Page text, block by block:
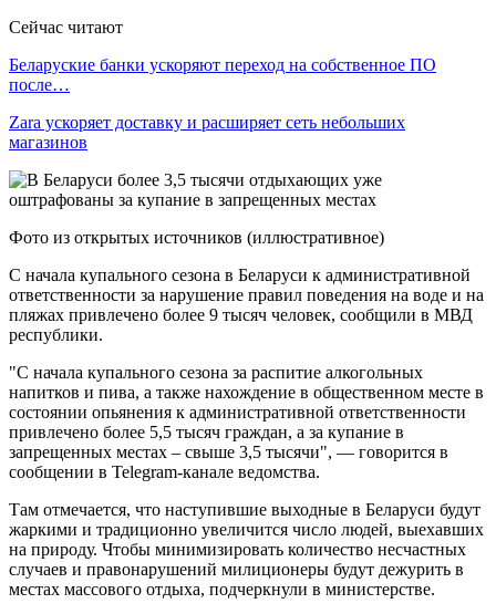
Сейчас читают
Беларуские банки ускоряют переход на собственное ПО
после…
Zara ускоряет доставку и расширяет сеть небольших
магазинов
Фото из открытых источников (иллюстративное)
С начала купального сезона в Беларуси к административной
ответственности за нарушение правил поведения на воде и на
пляжах привлечено более 9 тысяч человек, сообщили в МВД
республики.
"С начала купального сезона за распитие алкогольных
напитков и пива, а также нахождение в общественном месте в
состоянии опьянения к административной ответственности
привлечено более 5,5 тысяч граждан, а за купание в
запрещенных местах – свыше 3,5 тысячи", — говорится в
сообщении в Telegram-канале ведомства.
Там отмечается, что наступившие выходные в Беларуси будут
жаркими и традиционно увеличится число людей, выехавших
на природу. Чтобы минимизировать количество несчастных
случаев и правонарушений милиционеры будут дежурить в
местах массового отдыха, подчеркнули в министерстве.